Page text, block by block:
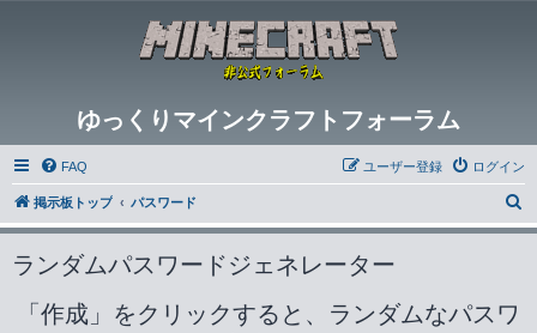
ゆっくりマインクラフトフォーラム
FAQ ログイン
ユーザー登録
掲示板トップ パスワード
索
ランダムパスワードジェネレーター
「作成」をクリックすると、ランダムなパスワ